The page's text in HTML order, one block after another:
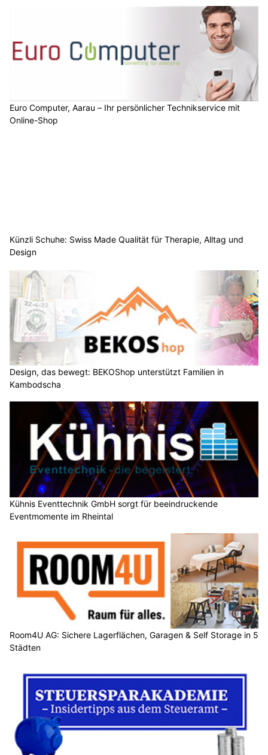
Euro Computer, Aarau – Ihr persönlicher Technikservice mit
Online-Shop
Künzli Schuhe: Swiss Made Qualität für Therapie, Alltag und
Design
Design, das bewegt: BEKOShop unterstützt Familien in
Kambodscha
Kühnis Eventtechnik GmbH sorgt für beeindruckende
Eventmomente im Rheintal
Room4U AG: Sichere Lagerflächen, Garagen & Self Storage in 5
Städten